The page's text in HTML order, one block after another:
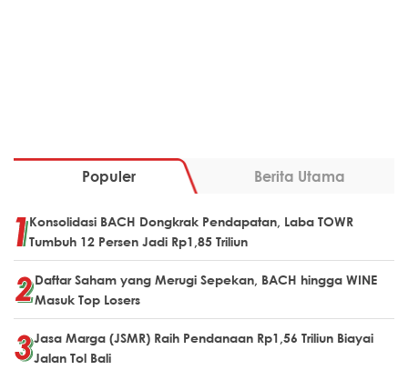
Populer Berita Utama
Konsolidasi BACH Dongkrak Pendapatan, Laba TOWR
Tumbuh 12 Persen Jadi Rp1,85 Triliun
Daftar Saham yang Merugi Sepekan, BACH hingga WINE
Masuk Top Losers
Jasa Marga (JSMR) Raih Pendanaan Rp1,56 Triliun Biayai
Jalan Tol Bali